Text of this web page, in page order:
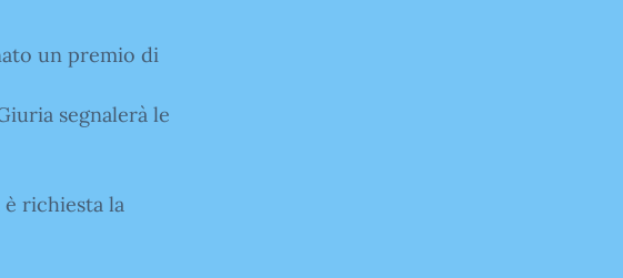
un premio di
segnalerà le
richiesta la